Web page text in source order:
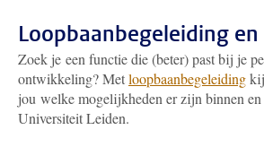
Loopbaanbegeleiding
Zoek je een functie die (beter) past bij je
ontwikkeling? Metloopbaanbegeleiding
jou welke mogelijkheden er zijn binnen
Universiteit Leiden.